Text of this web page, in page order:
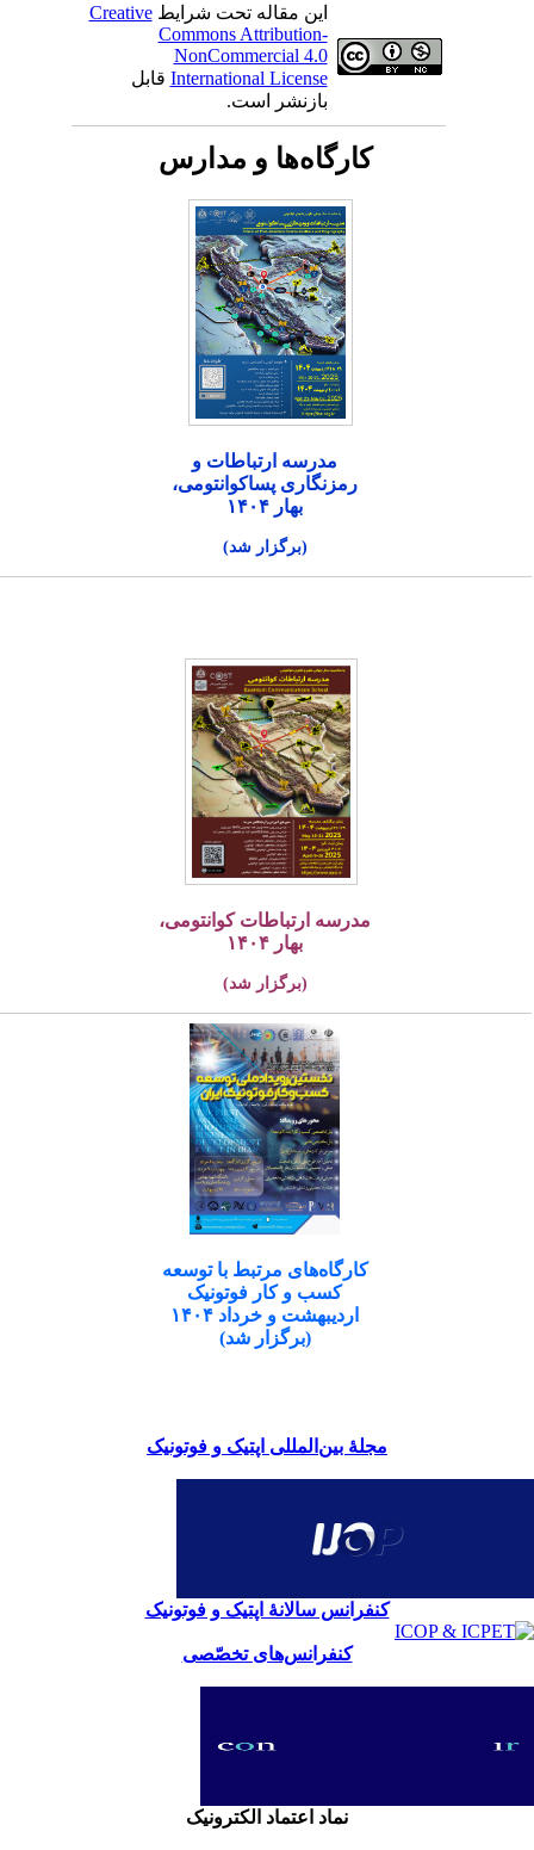
این مقاله تحت شرایطCreative
Commons Attribution-
NonCommercial 4.0
International Licenseقابل
بازنشر است.
کارگاه‌ها و مدارس
مدرسه ارتباطات و
رمزنگاری پساکوانتومی،
بهار ۱۴۰۴
(برگزار شد)
مدرسه ارتباطات کوانتومی،
بهار ۱۴۰۴
(برگزار شد)
کارگاه‌های مرتبط با توسعه
کسب و کار فوتونیک
اردیبهشت و خرداد ۱۴۰۴
(برگزار شد)
مجلۀ بین‌المللی اپتیک و فوتونیک
کنفرانس سالانۀ اپتیک و فوتونیک
کنفرانس‌های تخصّصی
نماد اعتماد الکترونیک